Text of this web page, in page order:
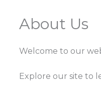
About Us
Welcome to our
Explore our site to